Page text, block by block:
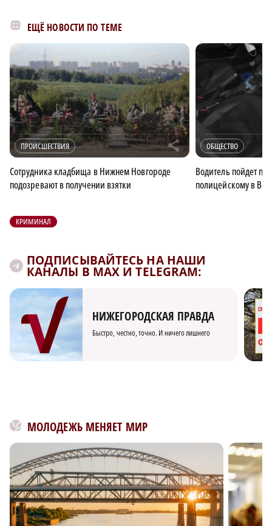
ЕЩЁ НОВОСТИ ПО ТЕМЕ
ПРОИСШЕСТВИЯ r
Сотрудника кладбища в Нижнем Новгороде
подозревают в получении взятки
ОБЩЕСТВО
Водитель пойдет
полицейскому в
КРИМИНАЛ
ПОДПИСЫВАЙТЕСЬ НА НАШИ
КАНАЛЫ В MAX И TELEGRAM:
НИЖЕГОРОДСКАЯ ПРАВДА
Быстро, честно, точно. И ничего лишнего
МОЛОДЕЖЬ МЕНЯЕТ МИР